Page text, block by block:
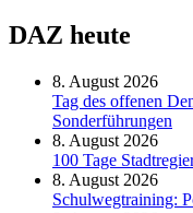
DAZ heute
8. August 2026
Tag des offenen
Sonderführungen
8. August 2026
100 Tage
8. August 2026
Schul­weg­trai­ning: